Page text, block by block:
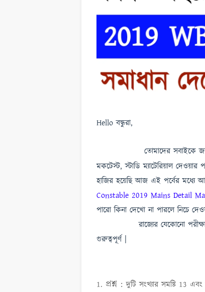
Hello বন্ধুরা,
তোমাদের সবাইকে
মকটেস্ট, স্টাডি ম্যাটেরিয়াল
হাজির হয়েছি আজ এই পর্বের মধ্যে
Constable 2019 Mains Detail
পারো কিনা দেখো না পারলে নিচে
রাজ্যের যেকোনো পরীক্ষা হোক
গুরুত্বপূর্ণ |
1. প্রশ্ন :দুটি সংখ্যার সমষ্টি 13